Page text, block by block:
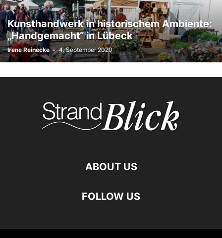
Kunsthandwerk in historischem Ambiente:
„Handgemacht“ in Lübeck
Irene Reinecke - 4. September 2020
ABOUT US
FOLLOW US